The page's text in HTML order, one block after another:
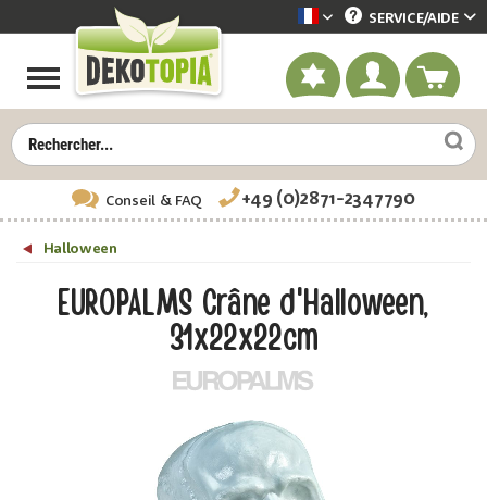
Dekotopia französisch
SERVICE/AIDE
Conseil& FAQ +49 (0)2871-2347790
Halloween
EUROPALMS Crâne d'Halloween,
31x22x22cm